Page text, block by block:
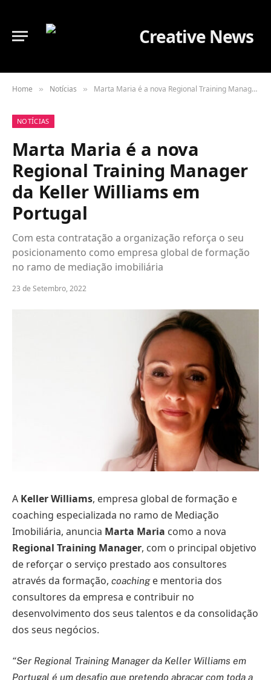
Home » Notícias » Marta Maria é a nova Regional Training Manager da Keller Williams em Portugal
NOTÍCIAS
Marta Maria é a nova
Regional Training Manager
da Keller Williams em
Portugal
Com esta contratação a organização reforça o seu
posicionamento como empresa global de formação
no ramo de mediação imobiliária
23 de Setembro, 2022
A Keller Williams, empresa global de formação e
coaching especializada no ramo de Mediação
Imobiliária, anuncia Marta Maria como a nova
Regional Training Manager, com o principal objetivo
de reforçar o serviço prestado aos consultores
através da formação, coachinge mentoria dos
consultores da empresa e contribuir no
desenvolvimento dos seus talentos e da consolidação
dos seus negócios.
“Ser Regional Training Manager da Keller Williams em
Portugal é um desafio que pretendo abraçar com toda a